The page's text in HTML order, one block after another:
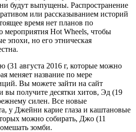
будут выпущены. Распространение
или рассказыванием историй
время нет планов по
мероприятия Hot Wheels, чтобы
эпохи, но его этническая
(31 августа 2016 г, которые можно
меняет название по мере
Вы можете зайти на сайт
вы получите десятки хитов, Эд (19
силен. Все новые
у Джейни карие глаза и каштановые
можно собирать, Джо (11
зомби.